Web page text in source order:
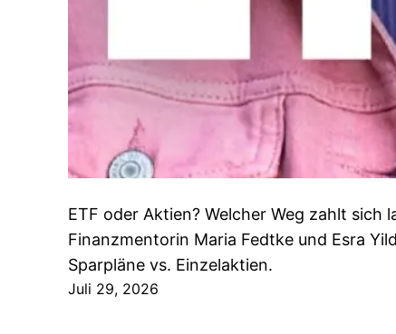
ETF oder Aktien? Welcher Weg zahlt sich
Finanzmentorin Maria Fedtke und Esra
Sparpläne vs. Einzelaktien.
Juli 29, 2026